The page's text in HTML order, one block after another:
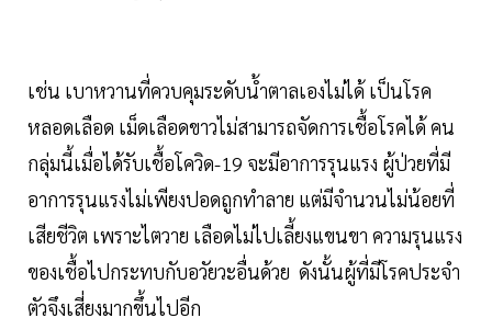
เช่น เบาหวานที่ควบคุมระดับน้ำตาลเองไม่ได้ เป็นโรค
หลอดเลือด เม็ดเลือดขาวไม่สามารถจัดการเชื้อโรคได้ คน
กลุ่มนี้เมื่อได้รับเชื้อโควิด-19 จะมีอาการรุนแรง ผู้ป่วยที่มี
อาการรุนแรงไม่เพียงปอดถูกทำลาย แต่มีจำนวนไม่น้อยที่
เสียชีวิต เพราะไตวาย เลือดไม่ไปเลี้ยงแขนขา ความรุนแรง
ของเชื้อไปกระทบกับอวัยวะอื่นด้วย ดังนั้นผู้ที่มีโรคประจำ
ตัวจึงเสี่ยงมากขึ้นไปอีก